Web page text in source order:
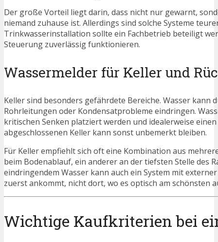
Der große Vorteil liegt darin, dass nicht nur gewarnt,
niemand zuhause ist. Allerdings sind solche Systeme
Trinkwasserinstallation sollte ein Fachbetrieb beteiligt
Steuerung zuverlässig funktionieren.
Wassermelder für Keller und
Keller sind besonders gefährdete Bereiche. Wasser kann
Rohrleitungen oder Kondensatprobleme eindringen.
kritischen Senken platziert werden und idealerweise
abgeschlossenen Keller kann sonst unbemerkt bleiben.
Für Keller empfiehlt sich oft eine Kombination aus
beim Bodenablauf, ein anderer an der tiefsten Stelle des
eindringendem Wasser kann auch ein System mit
zuerst ankommt, nicht dort, wo es optisch am schönsten
Wichtige Kaufkriterien bei